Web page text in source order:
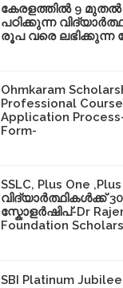
കേരളത്തിൽ 9 മുതൽ
പഠിക്കുന്ന
രൂപ വരെ ലഭിക്കുന്ന
Ohmkaram
Professional
Application
Form-
SSLC, Plus One
വിദ്യാർത്ഥികൾക്ക്
സ്കോളർഷിപ്-Dr
Foundation
SBI Platinum